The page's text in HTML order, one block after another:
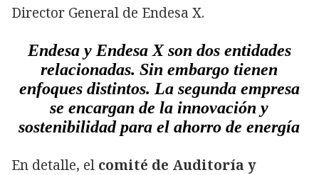
Director General de Endesa X.
Endesa y Endesa X son dos entidades
relacionadas. Sin embargo tienen
enfoques distintos. La segunda empresa
se encargan de la innovación y
sostenibilidad para el ahorro de energía
En detalle, el comité de Auditoría y